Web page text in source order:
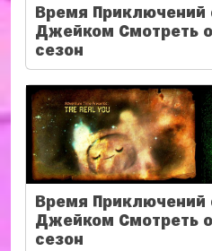
Время
Джейком Смотреть
сезон
Время
Джейком Смотреть
сезон